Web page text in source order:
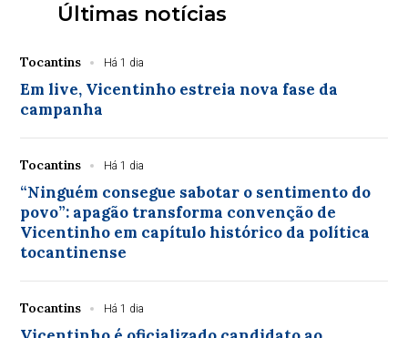
Últimas notícias
Tocantins Há 1 dia
Em live, Vicentinho estreia nova fase da
campanha
Tocantins Há 1 dia
“Ninguém consegue sabotar o sentimento do
povo”: apagão transforma convenção de
Vicentinho em capítulo histórico da política
tocantinense
Tocantins Há 1 dia